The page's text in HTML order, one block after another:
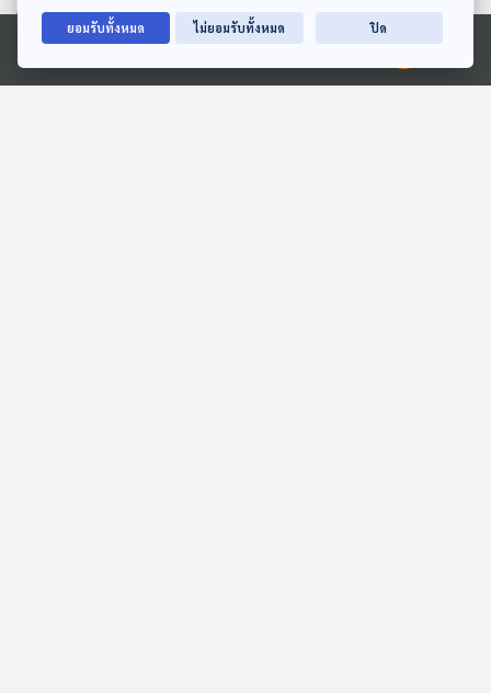
Ⓒ 2020 องค์การกระจายเสียงและแพร่ภาพสาธารณะแห่งประเทศไทย
ยอมรับทั้งหมด ไม่ยอมรับทั้งหมด ปิด